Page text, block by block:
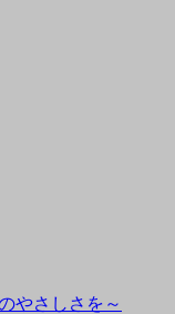
やさしさを～